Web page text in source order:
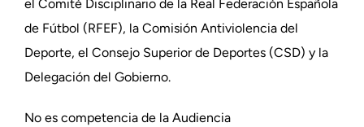
el Comité Disciplinario de la Real Federación Española
de Fútbol (RFEF), la Comisión Antiviolencia del
Deporte, el Consejo Superior de Deportes (CSD) y la
Delegación del Gobierno.
No es competencia de la Audiencia